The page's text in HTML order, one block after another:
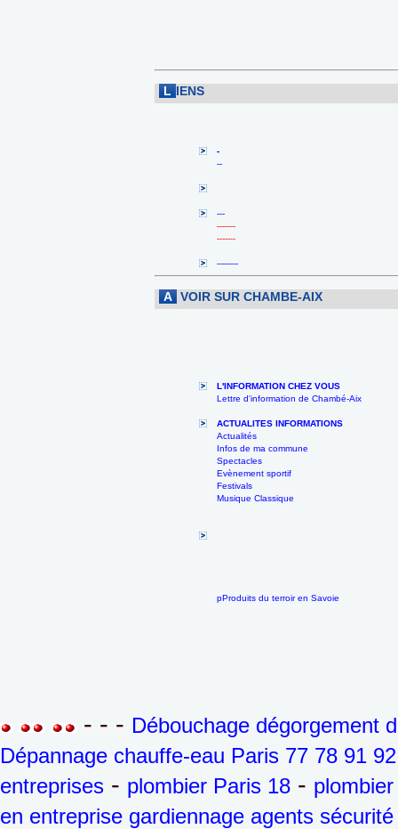
L IENS
-
--
---
-------
-------
--------
A VOIR SUR CHAMBE-AIX
L'INFORMATION CHEZ VOUS
Lettre d'information de Chambé-Aix
ACTUALITES INFORMATIONS
Actualités
Infos de ma commune
Spectacles
Evènement sportif
Festivals
Musique Classique
pProduits du terroir en Savoie
- - - Débouchage dégorgement
Dépannage chauffe-eau Paris 77 78 91
entreprises - plombier Paris 18 -
en entreprise gardiennage agents sécurité